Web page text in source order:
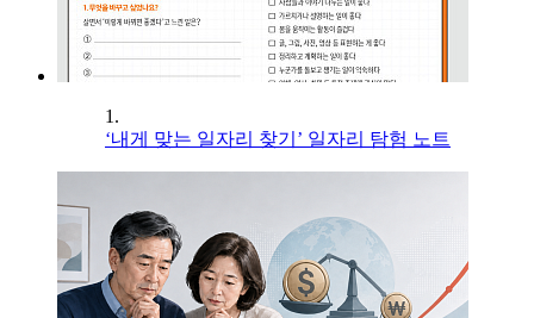
1.
‘내게 맞는 일자리 찾기’ 일자리 탐험 노트